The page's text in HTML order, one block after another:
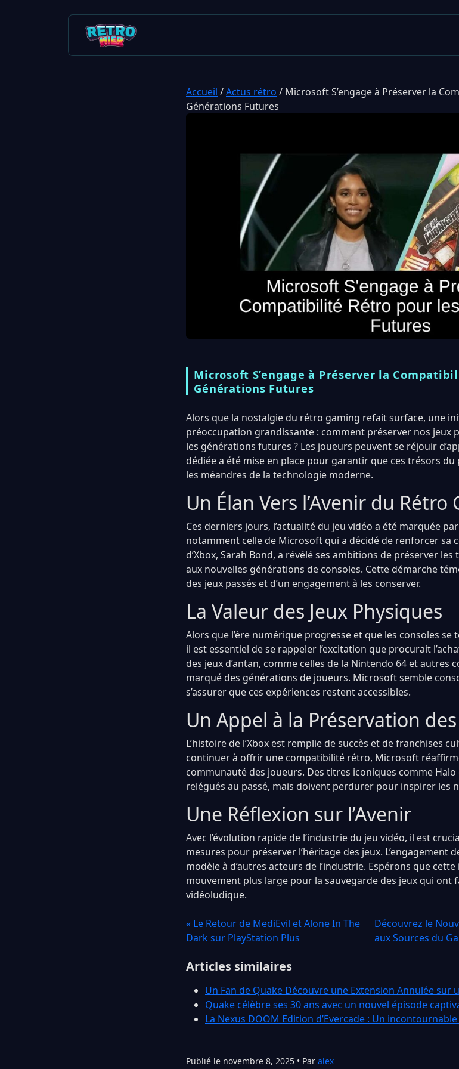
Accueil /Actus rétro / Microsoft S’engage à Préserver la
Générations Futures
Microsoft S’engage à Préserver la
Générations Futures
Alors que la nostalgie du rétro gaming refait surface, une
préoccupation grandissante : comment préserver nos jeux
les générations futures ? Les joueurs peuvent se réjouir
dédiée a été mise en place pour garantir que ces trésors
les méandres de la technologie moderne.
Un Élan Vers l’Avenir du Rétro
Ces derniers jours, l’actualité du jeu vidéo a été marquée
notamment celle de Microsoft qui a décidé de renforcer sa
d’Xbox, Sarah Bond, a révélé ses ambitions de préserver
aux nouvelles générations de consoles. Cette démarche
des jeux passés et d’un engagement à les conserver.
La Valeur des Jeux Physiques
Alors que l’ère numérique progresse et que les consoles
il est essentiel de se rappeler l’excitation que procurait
des jeux d’antan, comme celles de la Nintendo 64 et autres
marqué des générations de joueurs. Microsoft semble
s’assurer que ces expériences restent accessibles.
Un Appel à la Préservation
L’histoire de l’Xbox est remplie de succès et de franchises
continuer à offrir une compatibilité rétro, Microsoft
communauté des joueurs. Des titres iconiques comme
relégués au passé, mais doivent perdurer pour inspirer les
Une Réflexion sur l’Avenir
Avec l’évolution rapide de l’industrie du jeu vidéo, il est
mesures pour préserver l’héritage des jeux.
modèle à d’autres acteurs de l’industrie. Espérons que
mouvement plus large pour la sauvegarde des jeux qui ont
vidéoludique.
« Le Retour de MediEvil et Alone In The
Dark sur PlayStation Plus
Découvrez le
aux Sources du
Articles similaires
Un Fan de Quake Découvre une Extension Annulée sur
Quake célèbre ses 30 ans avec un nouvel épisode
La Nexus DOOM Edition d’Evercade : Un
Publié le novembre 8, 2025 • Par alex